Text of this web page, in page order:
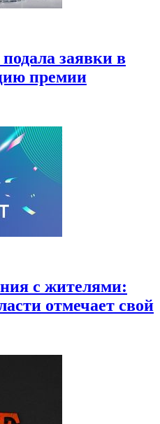
заявки в
премии
с жителями:
отмечает свой